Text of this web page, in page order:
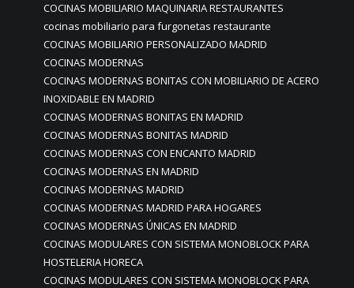
COCINAS MOBILIARIO MAQUINARIA RESTAURANTES
cocinas mobiliario para furgonetas restaurante
COCINAS MOBILIARIO PERSONALIZADO MADRID
COCINAS MODERNAS
COCINAS MODERNAS BONITAS CON MOBILIARIO DE ACERO
INOXIDABLE EN MADRID
COCINAS MODERNAS BONITAS EN MADRID
COCINAS MODERNAS BONITAS MADRID
COCINAS MODERNAS CON ENCANTO MADRID
COCINAS MODERNAS EN MADRID
COCINAS MODERNAS MADRID
COCINAS MODERNAS MADRID PARA HOGARES
COCINAS MODERNAS ÚNICAS EN MADRID
COCINAS MODULARES CON SISTEMA MONOBLOCK PARA
HOSTELERIA HORECA
COCINAS MODULARES CON SISTEMA MONOBLOCK PARA